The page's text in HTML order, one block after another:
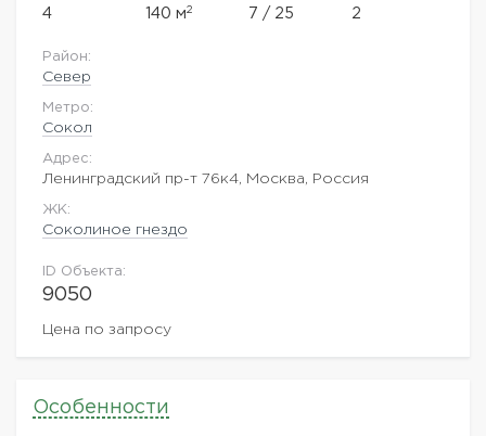
4 140 м2 7 / 25 2
Район:
Север
Метро:
Сокол
Адрес:
Ленинградский пр-т 76к4, Москва, Россия
ЖK:
Соколиное гнездо
ID Объекта:
9050
Цена по запросу
Особенности